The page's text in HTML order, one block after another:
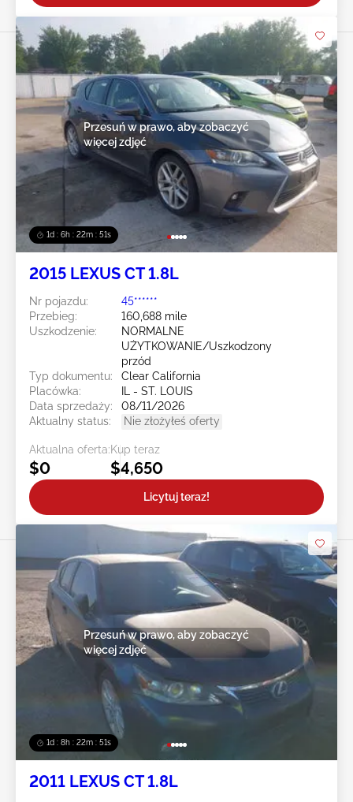
1d : 6h : 22m : 49s
Przesuń w prawo, aby zobaczyć
więcej zdjęć
2015 LEXUS CT 1.8L
Nr pojazdu:
45******
Przebieg:
160,688 mile
Uszkodzenie:
NORMALNE
UŻYTKOWANIE/Uszkodzony
przód
Typ dokumentu:
Clear California
Placówka:
IL - ST. LOUIS
Data sprzedaży:
08/11/2026
Aktualny status:
Nie złożyłeś oferty
Aktualna oferta:
$0
Kup teraz
$4,650
Licytuj teraz!
1d : 8h : 22m : 49s
Przesuń w prawo, aby zobaczyć
więcej zdjęć
2011 LEXUS CT 1.8L